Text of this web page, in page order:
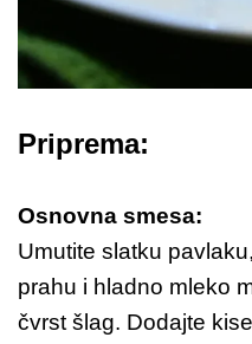
Priprema:
Osnovna smesa:
Umutite slatku
prahu i hladno mleko
čvrst šlag. Dodajte